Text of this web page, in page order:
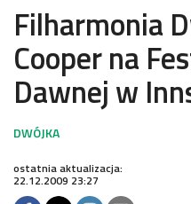
Filharmonia
Cooper na
Dawnej w
ostatnia aktualizacja:
22.12.2009 23:27